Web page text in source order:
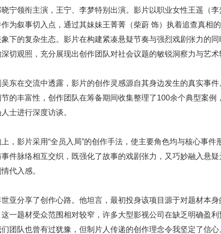
宁领衔主演，王宁、李梦特别出演。影片以职业女性王遥（李
为叙事切入点，通过其妹妹王菁菁（柴蔚 饰）执着追查真相
下的复杂生态。影片在构建紧凑悬疑节奏与强烈戏剧张力的同
切观照，充分展现出创作团队对社会议题的敏锐洞察力与艺术
东在交流中透露，影片的创作灵感源自其身边发生的真实事件
的丰富性，创作团队在筹备期间收集整理了100余个典型案例
士进行深度访谈。
，影片采用“全员入局”的创作手法，使主要角色均与核心事件
件脉络相互交织，既强化了故事的戏剧张力，又巧妙融入悬疑
代入感。
亚分享了创作心路。他坦言，最初投身该项目源于对题材本身
一题材受众范围相对较窄，许多大型影视公司在缺乏明确盈
团队也曾有过犹豫，但制片人传递的创作理念令我坚定了信心